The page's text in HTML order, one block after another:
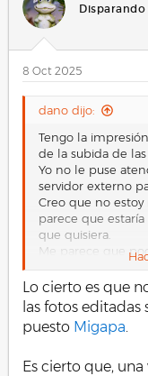
Disparando
8 Oct 2025
dano dijo:
Tengo la
de la subida de las
Yo no le puse
servidor externo
Creo que no
parece que
que quisiera.
Me parece que
fotos
Si los hubiese.
Lo cierto es que
las fotos
puesto Migapa.
Es cierto que,